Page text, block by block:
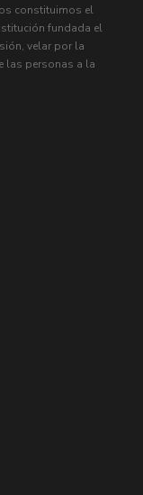
constituimos el
fundada el
velar por la
las personas a la